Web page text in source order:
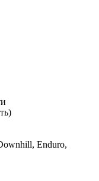
Enduro,